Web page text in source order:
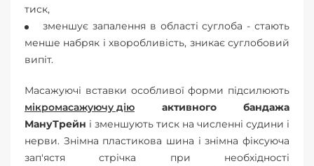
тиск,
зменшує запалення в області суглоба - стають
менше набряк і хворобливість, зникає суглобовий
випіт.
Масажуючі вставки особливої форми підсилюють
мікромасажуючу дію
активного бандажа
МануТрейн і зменшують тиск на численні судини і
нерви. Знімна пластикова шина і знімна фіксуюча
зап'ястя стрічка при необхідності